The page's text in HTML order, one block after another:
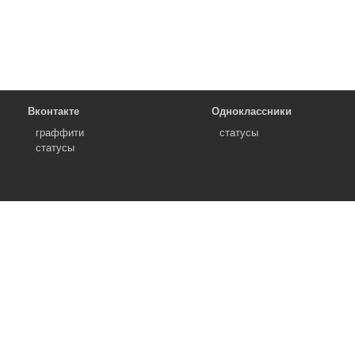
Вконтакте
граффити
статусы
Одноклассники
статусы